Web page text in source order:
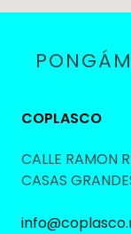
COPLASCO
CALLE RAMON
CASAS